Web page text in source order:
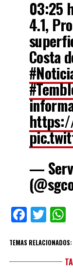
03:25
4.1,
Costa
—
TEMAS RELACIONADOS: